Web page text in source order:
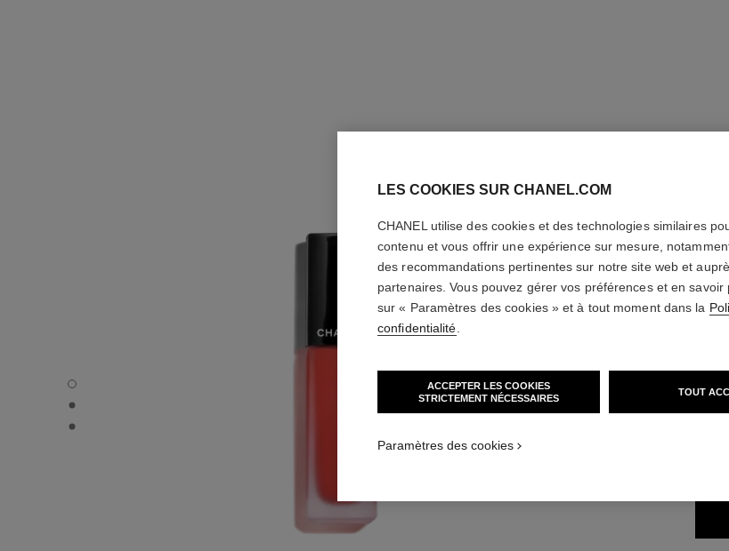
ROUGE ALLURE LIQUID VELVET - Vue par défaut
ROUGE ALLURE LIQUID VELVET - Vue alternative 1
ROUGE ALLURE LIQUID VELVET - Vue basique texture
Le
En
Réf.
14
LES COOKIES SUR CHANEL.COM
CHANEL utilise des cookies et des technologies similaires
contenu et vous offrir une expérience sur mesure,
des recommandations pertinentes sur notre site web et
partenaires. Vous pouvez gérer vos préférences et en savoir
sur « Paramètres des cookies » et à tout moment dans la
confidentialité
ACCEPTER LES COOKIES
STRICTEMENT NÉCESSAIRES
TOUT
Paramètres des cookies